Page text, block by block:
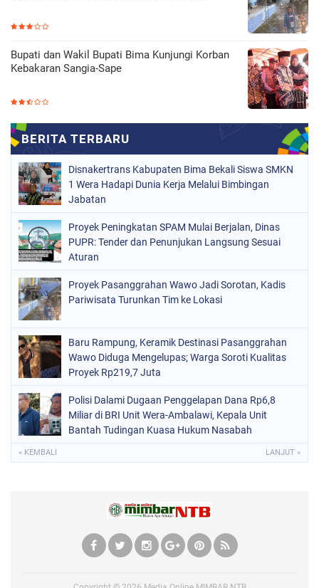
Bupati dan Wakil Bupati Bima Kunjungi Korban
Kebakaran Sangia-Sape
Disnakertrans Kabupaten Bima Bekali Siswa SMKN
1 Wera Hadapi Dunia Kerja Melalui Bimbingan
Jabatan
Proyek Peningkatan SPAM Mulai Berjalan, Dinas
PUPR: Tender dan Penunjukan Langsung Sesuai
Aturan
Proyek Pasanggrahan Wawo Jadi Sorotan, Kadis
Pariwisata Turunkan Tim ke Lokasi
Baru Rampung, Keramik Destinasi Pasanggrahan
Wawo Diduga Mengelupas; Warga Soroti Kualitas
Proyek Rp219,7 Juta
Polisi Dalami Dugaan Penggelapan Dana Rp6,8
Miliar di BRI Unit Wera-Ambalawi, Kepala Unit
Bantah Tudingan Kuasa Hukum Nasabah
« KEMBALI LANJUT »